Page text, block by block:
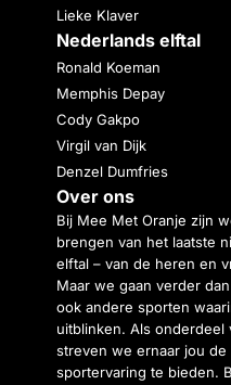
Lieke Klaver
Nederlands elftal
Ronald Koeman
Memphis Depay
Cody Gakpo
Virgil van Dijk
Denzel Dumfries
Over ons
Bij Mee Met Oranje zijn
brengen van het laatste
elftal – van de heren en
Maar we gaan verder
ook andere sporten
uitblinken. Als onderdeel
streven we ernaar jou de
sportervaring te bieden.